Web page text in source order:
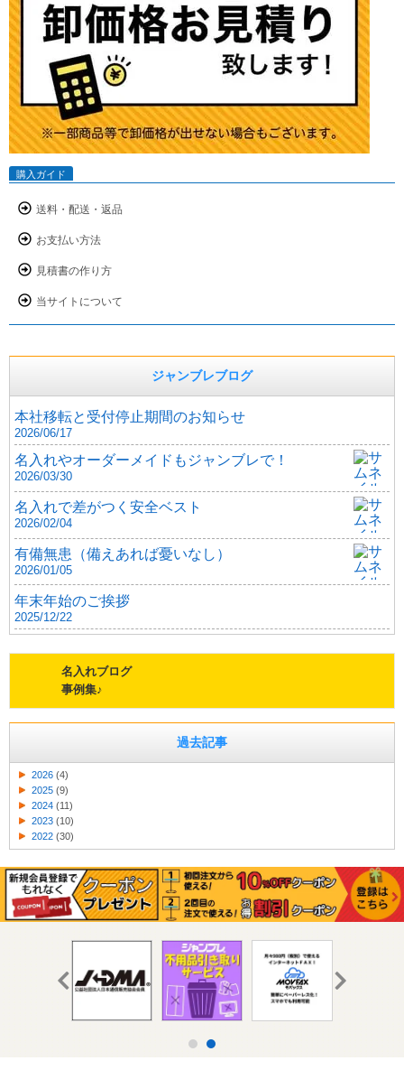
購入ガイド
送料・配送・返品
お支払い方法
見積書の作り方
当サイトについて
ジャンブレブログ
本社移転と受付停止期間のお知らせ
2026/06/17
名入れやオーダーメイドもジャンブレで！
2026/03/30
名入れで差がつく安全ベスト
2026/02/04
有備無患（備えあれば憂いなし）
2026/01/05
年末年始のご挨拶
2025/12/22
名入れブログ
事例集♪
過去記事
2026 (4)
2025 (9)
2024 (11)
2023 (10)
2022 (30)